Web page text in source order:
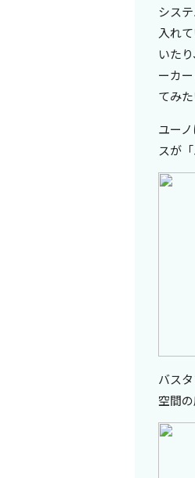
シス
入れ
いた
ーカ
てみた
ユー
スが
バス
空間